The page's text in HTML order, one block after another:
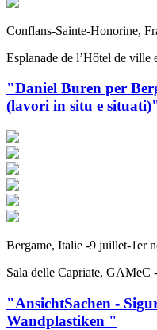
Conflans-Sainte-Honorine,
Esplanade de l’Hôtel de ville
"Daniel Buren per
(lavori in situ e
Bergame, Italie -9 juillet-1er
Sala delle Capriate, GAMeC
"AnsichtSachen -
Wandplastiken "